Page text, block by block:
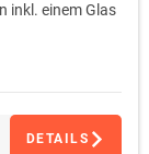
inkl. einem Glas
DETAILS